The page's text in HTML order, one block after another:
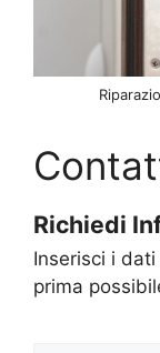
Richiedi
Inserisci i
prima